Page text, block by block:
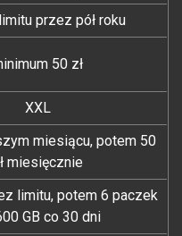
przez pół roku
50 zł
XXL
miesiącu, potem 50
miesięcznie
limitu, potem 6 paczek
GB co 30 dni